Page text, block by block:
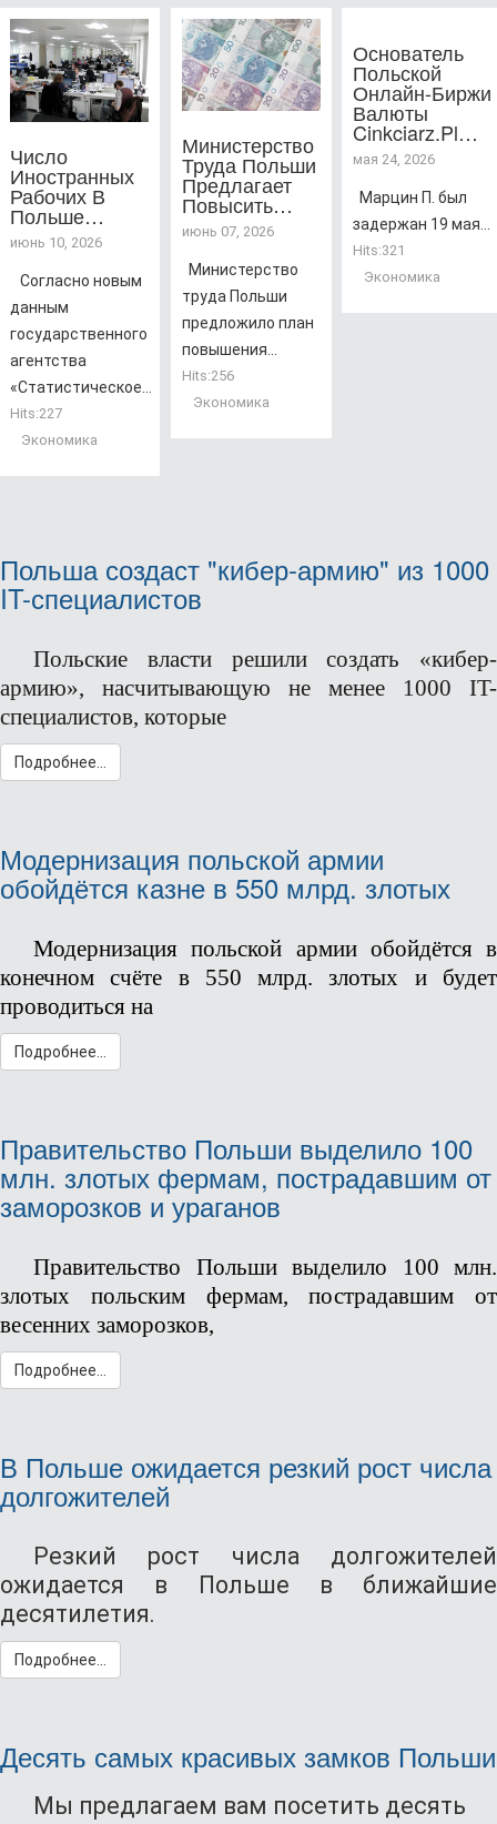
Число
Иностранных
Рабочих В
Польше…
июнь 10, 2026
Согласно новым
данным
государственного
агентства
«Статистическое...
Hits:227
Экономика
Министерство
Труда Польши
Предлагает
Повысить…
июнь 07, 2026
Министерство
труда Польши
предложило план
повышения...
Hits:256
Экономика
Основатель
Польской
Онлайн-Биржи
Валюты
Cinkciarz.pl…
мая 24, 2026
Марцин П. был
задержан 19 мая...
Hits:321
Экономика
Польша создаст "кибер-армию" из 1000
IT-специалистов
Польские власти решили создать «кибер-
армию», насчитывающую не менее 1000 IT-
специалистов, которые
Подробнее...
Модернизация польской армии
обойдётся казне в 550 млрд. злотых
Модернизация польской армии обойдётся в
конечном счёте в 550 млрд. злотых и будет
проводиться на
Подробнее...
Правительство Польши выделило 100
млн. злотых фермам, пострадавшим от
заморозков и ураганов
Правительство Польши выделило 100 млн.
злотых польским фермам, пострадавшим от
весенних заморозков,
Подробнее...
В Польше ожидается резкий рост числа
долгожителей
Резкий рост числа долгожителей
ожидается в Польше в ближайшие
десятилетия.
Подробнее...
Десять самых красивых замков Польши
Мы предлагаем вам посетить десять